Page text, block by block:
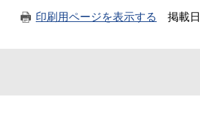
印刷用ページを表示する 掲載日